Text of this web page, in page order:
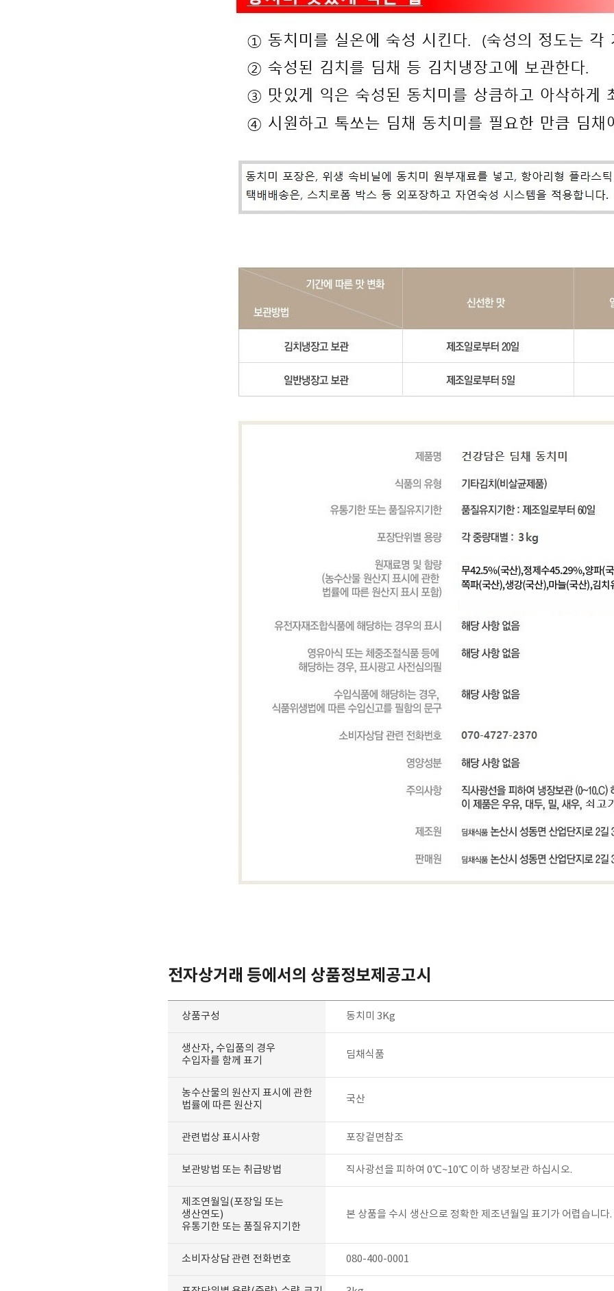
전자상거래 등에서의 상품정보제공고시
상품구성 동치미 3Kg
생산자, 수입품의 경우
수입자를 함께 표기
딤채식품
농수산물의 원산지 표시에 관한
법률에 따른 원산지
국산
관련법상 표시사항 포장겉면참조
보관방법 또는 취급방법 직사광선을 피하여 0℃~10℃ 이하 냉장보관 하십시오.
제조연월일(포장일 또는
생산연도)
유통기한 또는 품질유지기한
본 상품을 수시 생산으로 정확한 제조년월일 표기가 어렵습니
소비자상담 관련 전화번호 080-400-0001